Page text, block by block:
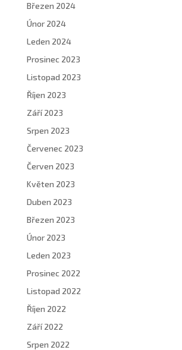
Březen 2024
Únor 2024
Leden 2024
Prosinec 2023
Listopad 2023
Říjen 2023
Září 2023
Srpen 2023
Červenec 2023
Červen 2023
Květen 2023
Duben 2023
Březen 2023
Únor 2023
Leden 2023
Prosinec 2022
Listopad 2022
Říjen 2022
Září 2022
Srpen 2022